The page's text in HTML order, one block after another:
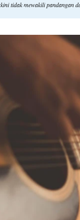
tidak mewakili pandangan